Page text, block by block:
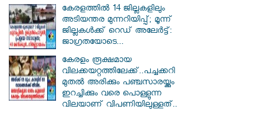
കേരളത്തിൽ 14 ജില്ലകളിലും
അടിയന്തര മുന്നറിയിപ്പ്; മൂന്ന്
ജില്ലകൾക്ക് റെഡ് അലേർട്ട്:
ജാഗ്രതയോടെ...
കേരളം രൂക്ഷമായ
വിലക്കയറ്റത്തിലേക്ക്..പച്ചക്കറി
മുതൽ അരിക്കും പഞ്ചസാരയ്ക്കും
ഇറച്ചിക്കും വരെ പൊള്ളുന്ന
വിലയാണ് വിപണിയിലുള്ളത്..